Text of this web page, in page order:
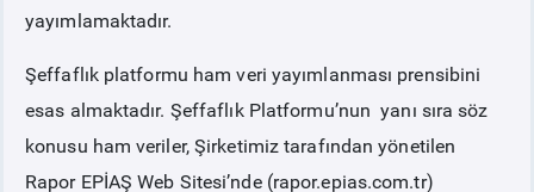
BÜLTENLER
DUYURULAR
yayımlamaktadır.
Şeffaflık platformu ham veri yayımlanması prensibini
esas almaktadır. Şeffaflık Platformu’nun yanı sıra söz
konusu ham veriler, Şirketimiz tarafından yönetilen
Rapor EPİAŞ Web Sitesi’nde (rapor.epias.com.tr)